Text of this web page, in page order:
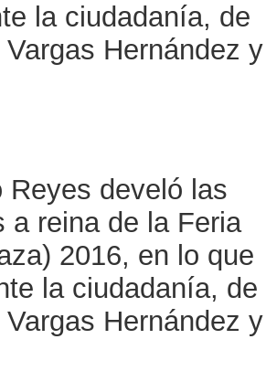
la ciudadanía, de
Hernández y
Reyes develó las
a reina de la Feria
2016, en lo que
la ciudadanía, de
Hernández y